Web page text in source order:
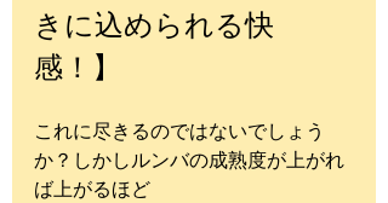
きに込められる快
感！】
これに尽きるのではないでしょう
か？しかしルンバの成熟度が上がれ
ば上がるほど